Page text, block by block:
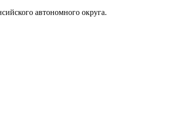
автономного округа.